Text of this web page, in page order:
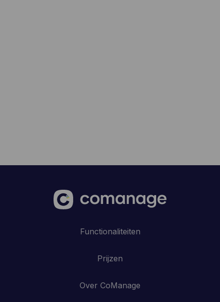
Functionaliteiten
Prijzen
Over CoManage